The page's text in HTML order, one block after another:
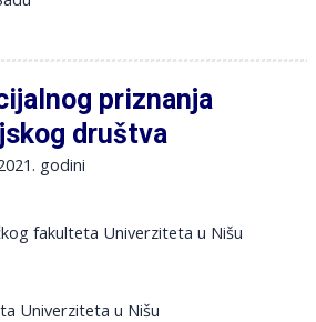
priznanja
društva
godini
fakulteta Univerziteta u Nišu
Univerziteta u Nišu